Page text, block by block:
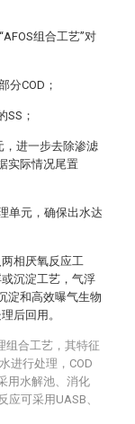
组合工艺”对
分COD；
SS；
，进一步去除渗滤
实际情况尾置
单元，确保出水达
相厌氧反应工
沉淀工艺，气浮
淀和高效曝气生物
后回用。
组合工艺，其特征
进行处理，COD
用水解池、消化
应可采用UASB、